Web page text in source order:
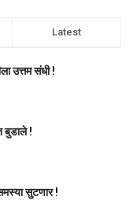
Latest
उत्तम संधी !
बुडाले !
सुटणार !